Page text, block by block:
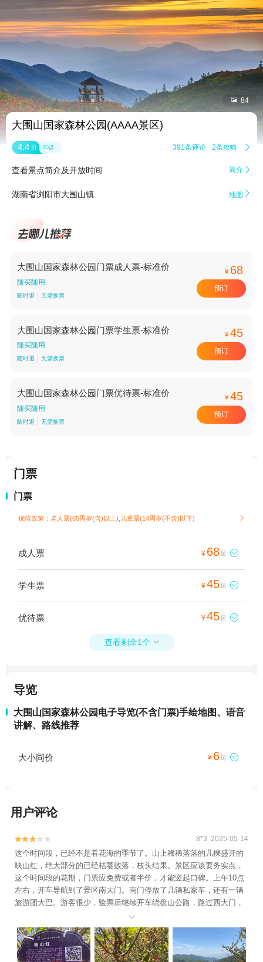
 84
大围山国家森林公园(AAAA景区)
4.4 分 不错 391条评论 2条攻略 
查看景点简介及开放时间 简介 
湖南省浏阳市大围山镇 地图 
大围山国家森林公园门票成人票-标准价
随买随用
随时退 无需换票
¥ 68
预订
大围山国家森林公园门票学生票-标准价
随买随用
随时退 无需换票
¥45
预订
大围山国家森林公园门票优待票-标准价
随买随用
随时退 无需换票
¥45
预订
门票
门票
优待政策：老人票(65周岁(含)以上),儿童票(14周岁(不含)以下) 
成人票 ¥ 68起 
学生票 ¥45起 
优待票 ¥45起 
查看剩余1个 
导览
大围山国家森林公园电子导览(不含门票)手绘地图、语音
讲解、路线推荐
大小同价 ¥ 6起 
用户评论

 8*3 2025-05-14
这个时间段，已经不是看花海的季节了。山上稀稀落落的几棵盛开的
映山红，绝大部分的已经枯萎败落，枝头结果。景区应该要务实点，
这个时间段的花期，门票应免费或者半价，才能竖起口碑。上午10点
左右，开车导航到了景区南大门。南门停放了几辆私家车，还有一辆
旅游团大巴。游客很少，验票后继续开车绕盘山公路，路过西大门，
再继续绕路，直至开到红莲寺停车场。阳光暴晒，但是山风清凉。停
车后买了20元往返的景区游览大巴到达七星酒店的停车场，车程不到1
0分钟。景区有几条线路，铺设木栈道，打着遮阳伞，在过季的花期里
寻找还有盛开的映山红。一路前行，零零落落，几株而已。兴味索
